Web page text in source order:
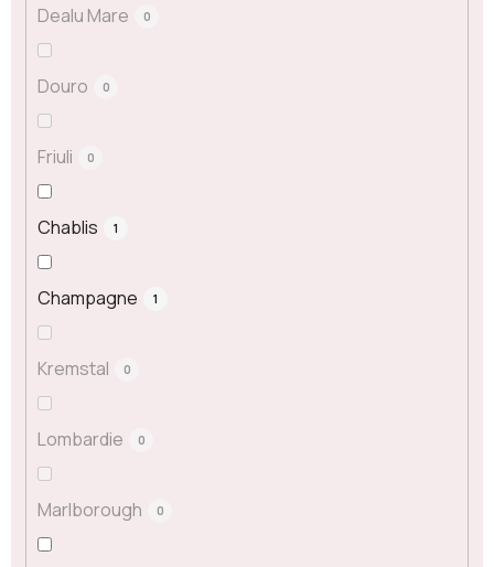
Dealu Mare 0
Douro 0
Friuli 0
Chablis 1
Champagne 1
Kremstal 0
Lombardie 0
Marlborough 0